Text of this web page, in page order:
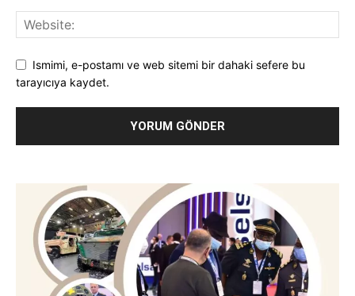
Ismimi, e-postamı ve web sitemi bir dahaki sefere bu
tarayıcıya kaydet.